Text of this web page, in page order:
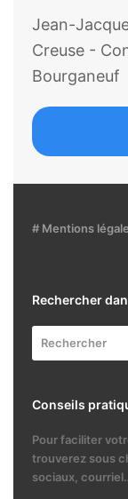
Jean-
Creuse -
Bourganeuf
# Mentions
Rechercher
Conseils
Pour faciliter
trouverez sous
sociaux,